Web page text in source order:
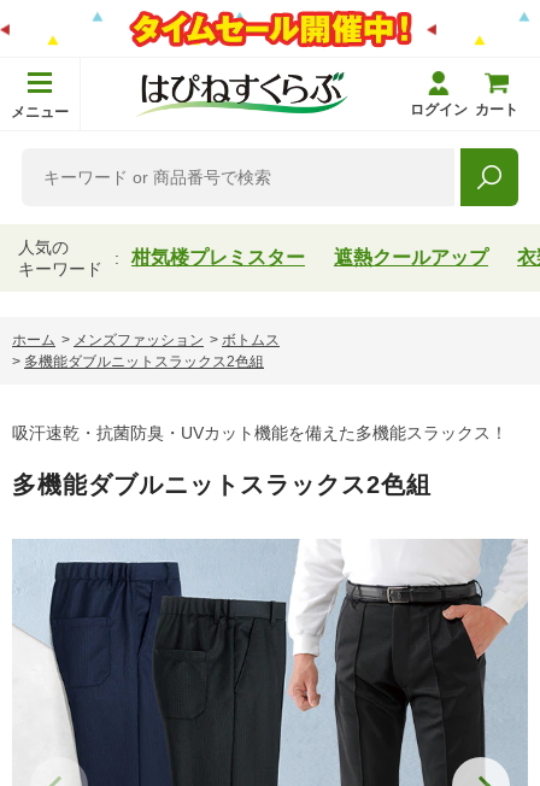
メニュー ログイン カート
人気の
キーワード
柑気楼プレミスター 遮熱クールアップ 衣
ホーム > メンズファッション > ボトムス
> 多機能ダブルニットスラックス2色組
吸汗速乾・抗菌防臭・UVカット機能を備えた多機能スラックス！
多機能ダブルニットスラックス2色組